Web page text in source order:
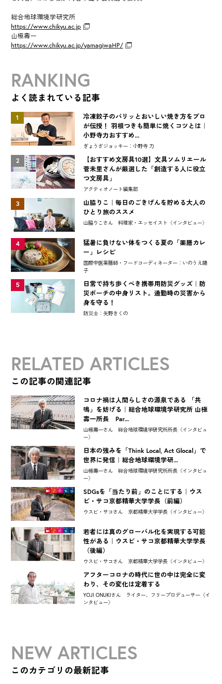
総合地球環境学研究所
https://www.chikyu.ac.jp
山極壽一
https://www.chikyu.ac.jp/yamagiwaHP/
RANKING
よく読まれている記事
1
冷凍餃子のパリッとおいしい焼き方をプロ
が伝授！ 羽根つきも簡単に焼くコツとは｜
小野寺力おすすめ...
ぎょうざジョッキー：小野寺 力
2
【おすすめ文房具10選】文具ソムリエール
菅未里さんが厳選した「創造する人に役立
つ文房具」
アクティオノート編集部
3
山脇りこ｜毎日のごきげんを貯める大人の
ひとり旅のススメ
山脇りこさん 料理家・エッセイスト〈インタビュー〉
4
猛暑に負けない体をつくる夏の「薬膳カレ
ー」レシピ
国際中医薬膳師・フードコーディネーター：いのうえ陽
子
5
日常で持ち歩くべき携帯用防災グッズ｜防
災ポーチの中身リスト。通勤時の災害から
身を守る！
防災士：矢野きくの
RELATED ARTICLES
この記事の関連記事
コロナ禍は人間らしさの源泉である 「共
鳴」を妨げる｜総合地球環境学研究所 山極
壽一所長 Par...
山極壽一さん 総合地球環境学研究所所長〈インタビュ
ー〉
日本の強みを「Think Local, Act Glocal」で
世界に発信｜総合地球環境学研...
山極壽一さん 総合地球環境学研究所所長〈インタビュ
ー〉
SDGsを「当たり前」のことにする｜ウス
ビ・サコ京都精華大学学長（前編）
ウスビ・サコさん 京都精華大学学長〈インタビュー〉
若者には真のグローバル化を実現する可能
性がある｜ウスビ・サコ京都精華大学学長
（後編）
ウスビ・サコさん 京都精華大学学長〈インタビュー〉
アフターコロナの時代に世の中は完全に変
わり、その変化は定着する
YOJI ONUKIさん ライター、フリープロデューサー〈イ
ンタビュー〉
NEW ARTICLES
このカテゴリの最新記事